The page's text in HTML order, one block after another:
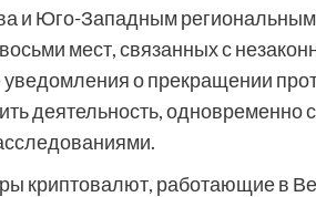
и Юго-Западным региональным
мест, связанных с
о прекращении
деятельность, одновременно
криптовалют, работающие в